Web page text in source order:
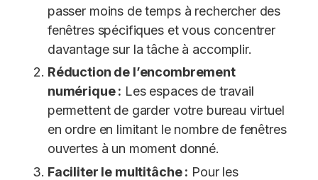
passer moins de temps à rechercher des
fenêtres spécifiques et vous concentrer
davantage sur la tâche à accomplir.
Réduction de l’encombrement
numérique : Les espaces de travail
permettent de garder votre bureau virtuel
en ordre en limitant le nombre de fenêtres
ouvertes à un moment donné.
Faciliter le multitâche : Pour les